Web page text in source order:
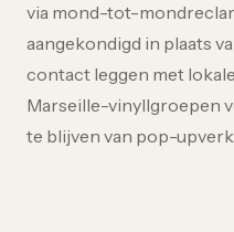
via mond-tot-
aangekondigd in plaats
contact leggen met
Marseille-vinyllgroepen
te blijven van pop-